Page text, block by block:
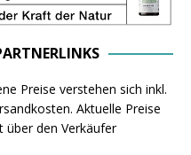
Preise verstehen sich inkl.
Aktuelle Preise
über den Verkäufer